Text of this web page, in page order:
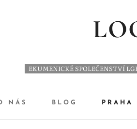
EKUMENICKÉ SPOLEČENSTVÍ
NÁS BLOG PRAHA